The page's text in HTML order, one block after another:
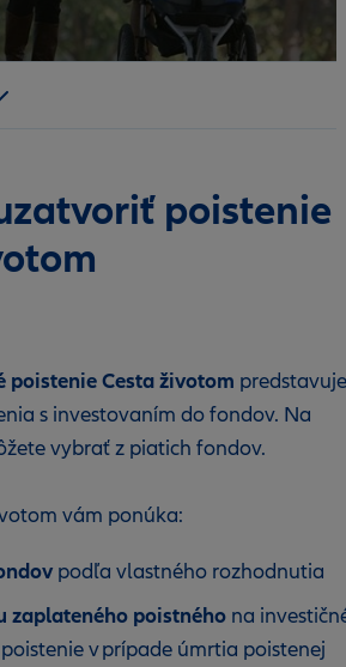
poistenie
poistenie Cesta životom predstavuje
s investovaním do fondov. Na
vybrať z piatich fondov.
vám ponúka:
podľa vlastného rozhodnutia
zaplateného poistného na
v prípade úmrtia poistenej